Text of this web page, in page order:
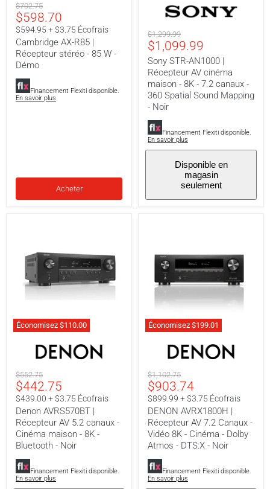
AX-
R85
Récepteur
stéréo
85
Démo
Prix
original
$702.75
Prix
actuel
$598.70
$594.95 + $3.75 Écofrais
Cambridge AX-R85 |
Récepteur stéréo - 85 W -
Démo
Financement Flexiti disponible.
En savoir plus
Acheter
AN1000
Récepteur
AV
cinéma
maison
8K
7.2
canaux
360
Spatial
Sound
Mapping
Prix
original
$1,299.99
Prix
actuel
$1,099.99
Sony STR-AN1000 |
Récepteur AV cinéma
maison - 8K - 7.2 canaux -
360 Spatial Sound Mapping
- Noir
Financement Flexiti disponible.
En savoir plus
Disponible en
magasin
seulement
Économisez $110.00
AVRS570BT
AV
5.2
canaux
Cinéma
maison
8K
Bluetooth
Noir
Prix
original
$552.75
Prix
actuel
$442.75
$439.00 + $3.75 Écofrais
Denon AVRS570BT |
Récepteur AV 5.2 canaux -
Cinéma maison - 8K -
Bluetooth - Noir
Financement Flexiti disponible.
En savoir plus
Économisez $199.01
AVRX1800H
AV
7.2
Canaux
Vidéo
8K
Cinéma
Dolby
Atmos
Prix
original
$1,102.75
Prix
actuel
$903.74
$899.99 + $3.75 Écofrais
DENON AVRX1800H |
Récepteur AV 7.2 Canaux -
Vidéo 8K - Cinéma - Dolby
Atmos - DTS:X - Noir
Financement Flexiti disponible.
En savoir plus